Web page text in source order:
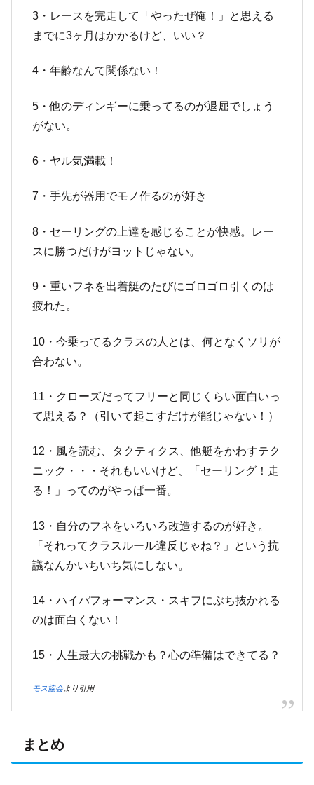
3・レースを完走して「やったぜ俺！」と思える
までに3ヶ月はかかるけど、いい？
4・年齢なんて関係ない！
5・他のディンギーに乗ってるのが退屈でしょう
がない。
6・ヤル気満載！
7・手先が器用でモノ作るのが好き
8・セーリングの上達を感じることが快感。レー
スに勝つだけがヨットじゃない。
9・重いフネを出着艇のたびにゴロゴロ引くのは
疲れた。
10・今乗ってるクラスの人とは、何となくソリが
合わない。
11・クローズだってフリーと同じくらい面白いっ
て思える？（引いて起こすだけが能じゃない！）
12・風を読む、タクティクス、他艇をかわすテク
ニック・・・それもいいけど、「セーリング！走
る！」ってのがやっぱ一番。
13・自分のフネをいろいろ改造するのが好き。
「それってクラスルール違反じゃね？」という抗
議なんかいちいち気にしない。
14・ハイパフォーマンス・スキフにぶち抜かれる
のは面白くない！
15・人生最大の挑戦かも？心の準備はできてる？
モス協会より引用
まとめ